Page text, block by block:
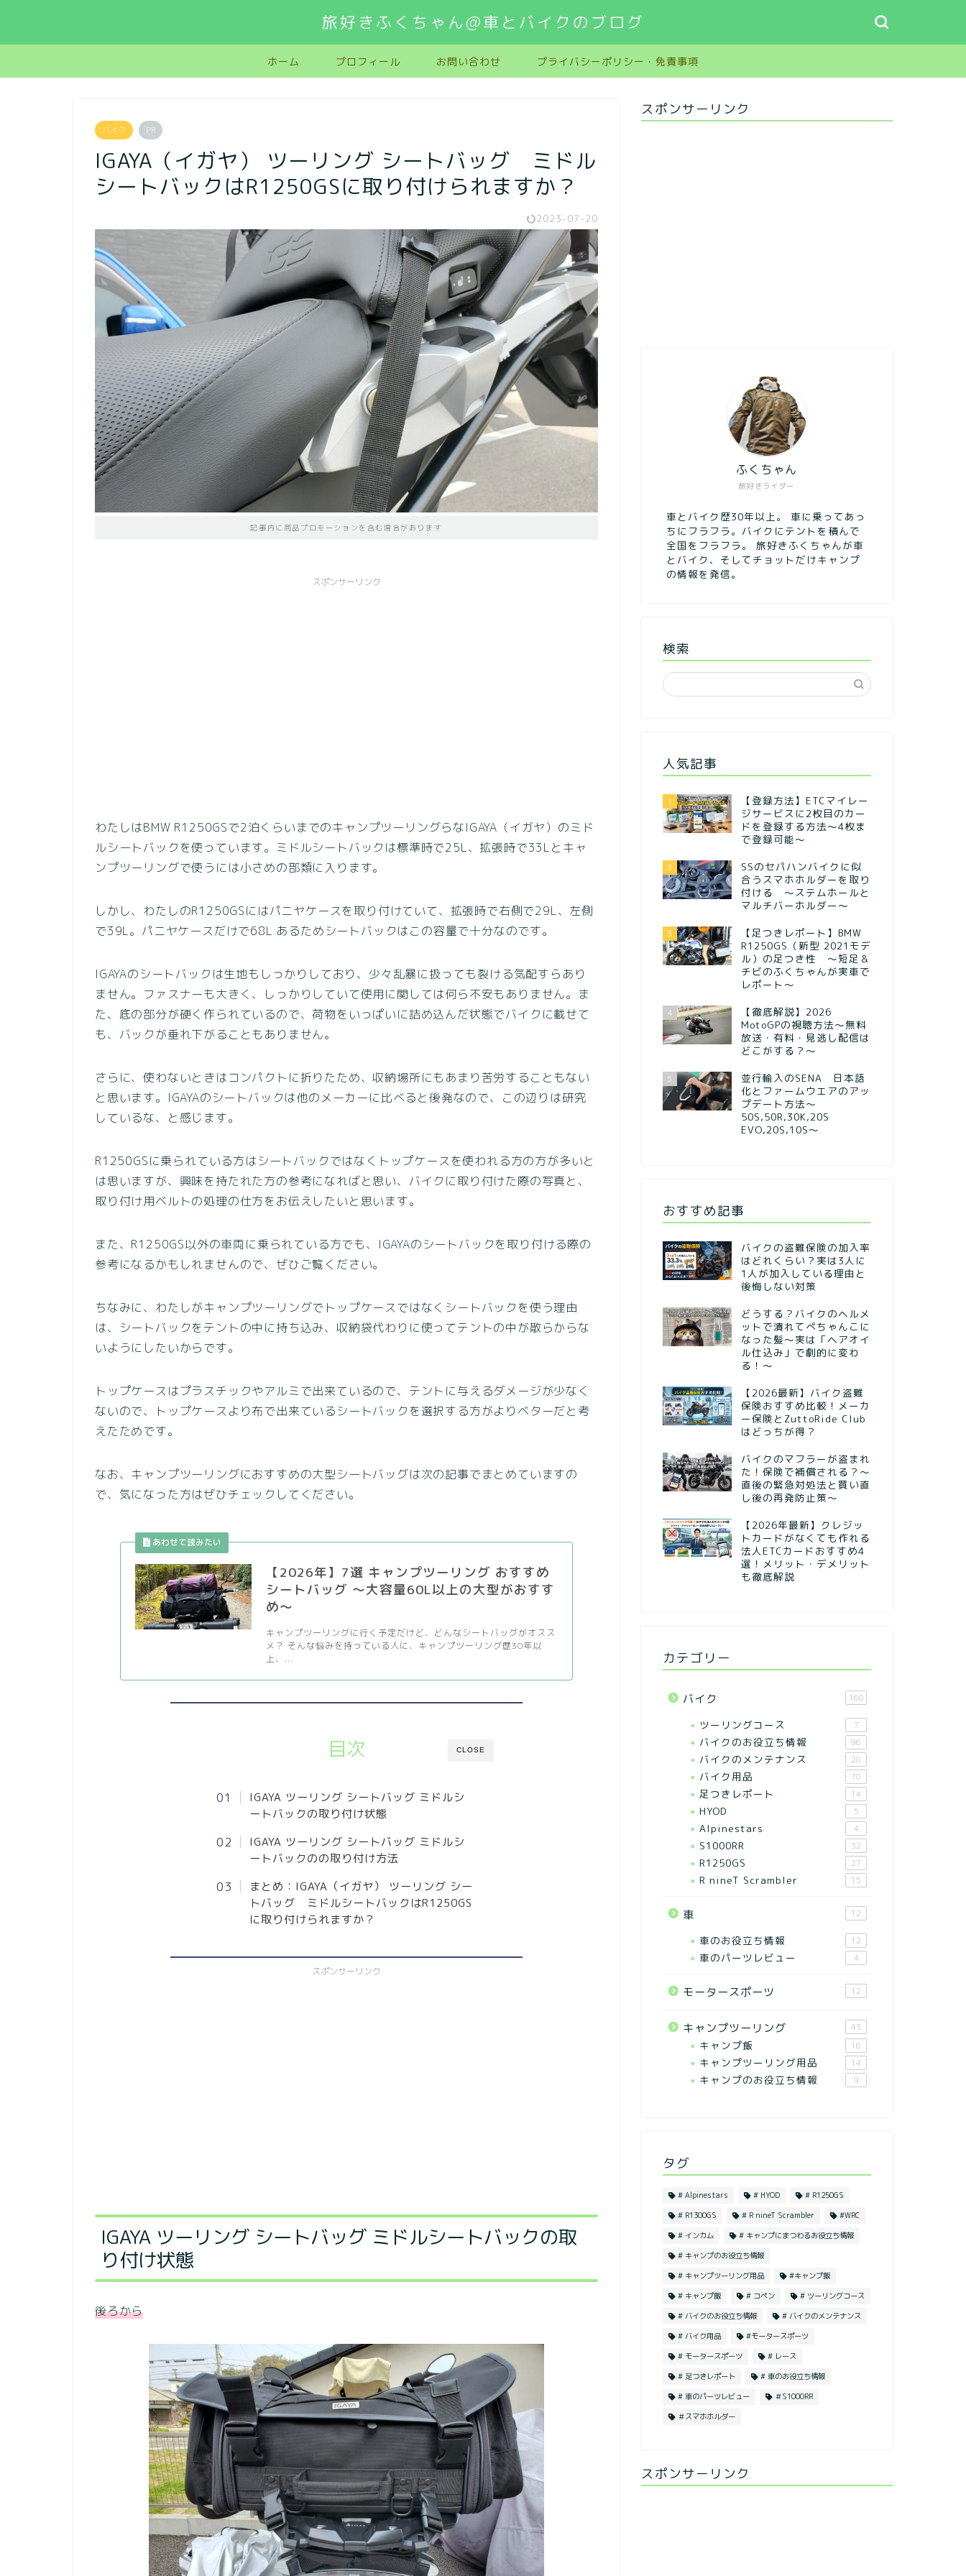
旅好きふくちゃん@車とバイクのブログ
ホーム プロフィール お問い合わせ プライバシーポリシー・免責事項
バイク PR
IGAYA（イガヤ） ツーリング シートバッグ ミドル
シートバックはR1250GSに取り付けられますか？
2023-07-20
記事内に商品プロモーションを含む場合があります
スポンサーリンク
わたしはBMW R1250GSで2泊くらいまでのキャンプツーリングらなIGAYA（イガヤ）のミド
ルシートバックを使っています。ミドルシートバックは標準時で25L、拡張時で33Lとキャ
ンプツーリングで使うには小さめの部類に入ります。
しかし、わたしのR1250GSにはパニヤケースを取り付けていて、拡張時で右側で29L、左側
で39L。パニヤケースだけで68L あるためシートバックはこの容量で十分なのです。
IGAYAのシートバックは生地もしっかりしており、少々乱暴に扱っても裂ける気配すらあり
ません。ファスナーも大きく、しっかりしていて使用に関しては何ら不安もありません。ま
た、底の部分が硬く作られているので、荷物をいっぱいに詰め込んだ状態でバイクに載せて
も、バックが垂れ下がることもありません。
さらに、使わないときはコンパクトに折りたため、収納場所にもあまり苦労することもない
と思います。IGAYAのシートバックは他のメーカーに比べると後発なので、この辺りは研究
しているな、と感じます。
R1250GSに乗られている方はシートバックではなくトップケースを使われる方の方が多いと
は思いますが、興味を持たれた方の参考になればと思い、バイクに取り付けた際の写真と、
取り付け用ベルトの処理の仕方をお伝えしたいと思います。
また、R1250GS以外の車両に乗られている方でも、IGAYAのシートバックを取り付ける際の
参考になるかもしれませんので、ぜひご覧ください。
ちなみに、わたしがキャンプツーリングでトップケースではなくシートバックを使う理由
は、シートバックをテントの中に持ち込み、収納袋代わりに使ってテントの中が散らからな
いようにしたいからです。
トップケースはプラスチックやアルミで出来ているので、テントに与えるダメージが少なく
ないので、トップケースより布で出来ているシートバックを選択する方がよりベターだと考
えたためです。
なお、キャンプツーリングにおすすめの大型シートバッグは次の記事でまとめていますの
で、気になった方はぜひチェックしてください。
【2026年】7選 キャンプツーリング おすすめ
シートバッグ 〜大容量60L以上の大型がおすす
め〜
キャンプツーリングに行く予定だけど、どんなシートバッグがオスス
メ？ そんな悩みを持っている人に、キャンプツーリング歴30年以
上、...
CLOSE
目次
IGAYA ツーリング シートバッグ ミドルシ
ートバックの取り付け状態
IGAYA ツーリング シートバッグ ミドルシ
ートバックのの取り付け方法
まとめ：IGAYA（イガヤ） ツーリング シー
トバッグ ミドルシートバックはR1250GS
に取り付けられますか？
スポンサーリンク
IGAYA ツーリング シートバッグ ミドルシートバックの取
り付け状態
後ろから
スポンサーリンク
旅好きライダー
ふくちゃん
車とバイク歴30年以上。 車に乗ってあっ
ちにフラフラ。バイクにテントを積んで
全国をフラフラ。 旅好きふくちゃんが車
とバイク、そしてチョットだけキャンプ
の情報を発信。
検索
人気記事
1
【登録方法】ETCマイレー
ジサービスに2枚目のカー
ドを登録する方法〜4枚ま
で登録可能〜
2
SSのセパハンバイクに似
合うスマホホルダーを取り
付ける ～ステムホールと
マルチバーホルダー～
3
【足つきレポート】BMW
R1250GS（新型 2021モデ
ル）の足つき性 ～短足＆
チビのふくちゃんが実車で
レポート～
4
【徹底解説】2026
MotoGPの視聴方法～無料
放送・有料・見逃し配信は
どこがする？～
5
並行輸入のSENA 日本語
化とファームウエアのアッ
プデート方法～
50S,50R,30K,20S
EVO,20S,10S～
おすすめ記事
バイクの盗難保険の加入率
はどれくらい？実は3人に
1人が加入している理由と
後悔しない対策
どうする？バイクのヘルメ
ットで潰れてぺちゃんこに
なった髪〜実は「ヘアオイ
ル仕込み」で劇的に変わ
る！〜
【2026最新】バイク盗難
保険おすすめ比較！メーカ
ー保険とZuttoRide Club
はどっちが得？
バイクのマフラーが盗まれ
た！保険で補償される？～
直後の緊急対処法と買い直
し後の再発防止策～
【2026年最新】クレジッ
トカードがなくても作れる
法人ETCカードおすすめ4
選！メリット・デメリット
も徹底解説
カテゴリー
バイク 168
ツーリングコース 7
バイクのお役立ち情報 96
バイクのメンテナンス 28
バイク用品 70
足つきレポート 14
HYOD 5
Alpinestars 4
S1000RR 32
R1250GS 27
R nineT Scrambler 15
車 12
車のお役立ち情報 12
車のパーツレビュー 4
モータースポーツ 12
キャンプツーリング 43
キャンプ飯 16
キャンプツーリング用品 14
キャンプのお役立ち情報 9
タグ
# Alpinestars # HYOD
# R1250GS
# R1300GS
# R nineT Scrambler
#WRC
# インカム
# キャンプにまつわるお役立ち情報
# キャンプのお役立ち情報
# キャンプツーリング用品
#キャンプ飯
# キャンプ飯
# コペン
# ツーリングコース
# バイクのお役立ち情報
# バイクのメンテナンス
# バイク用品
#モータースポーツ
# モータースポーツ
# レース
# 足つきレポート
# 車のお役立ち情報
# 車のパーツレビュー
＃S1000RR
＃スマホホルダー
スポンサーリンク